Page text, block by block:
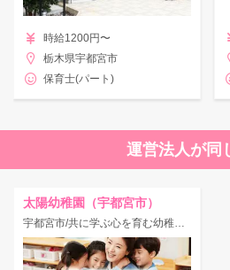
時給1200円〜
栃木県宇都宮市
保育士(パート)
運営法人が同
太陽幼稚園（宇都宮市）
宇都宮市/共に学ぶ心を育む幼稚園♪無料駐車場完備◎年休126日♪